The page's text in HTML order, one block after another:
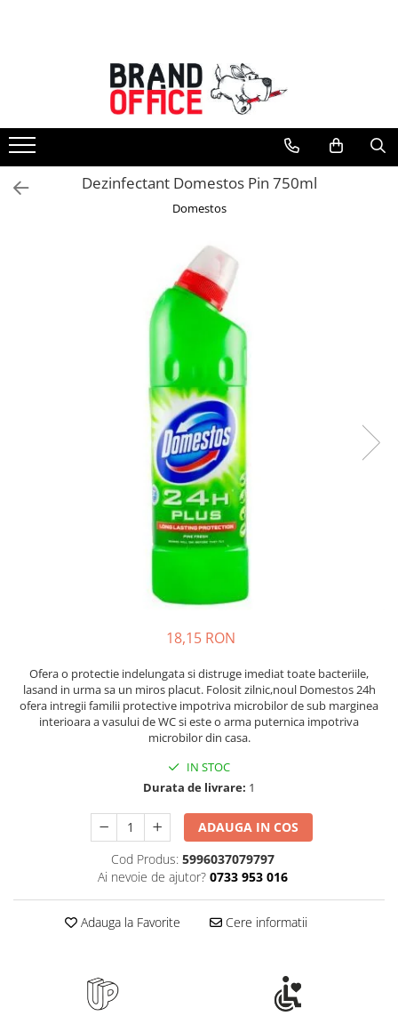
Unitate Protejata - PRODUCTIE
Hartie copiator si produse
tipografice
Produse consumabile din hartie
Detergenti si dezinfectanti
Saci menajeri (Unitate Protejata)
Agende, calendare si organizatoare
Organizatoare business
Hartie si articole din hartie
Bibliorafturi, caiete mecanice,
Capsatoare, capse si perforatoare
Dosare, folii protectie si mape
Accesorii diverse pentru birou
Pixuri metalice
Pixuri cu gel
Stilouri
Seturi de scris Premium
Creioane mecanice si grafit
Markere diverse
Carioci si creioane colorate
Rezerve instrumente scris
Foarfece pentru birou
Dezinfectant Domestos Pin 750ml
Domestos
18,15 RON
Ofera o protectie indelungata si distruge imediat toate bacteriile,
lasand in urma sa un miros placut. Folosit zilnic,noul Domestos 24h
ofera intregii familii protective impotriva microbilor de sub marginea
interioara a vasului de WC si este o arma puternica impotriva
microbilor din casa.
IN STOC
Durata de livrare: 1
ADAUGA IN COS
Cod Produs: 5996037079797
Ai nevoie de ajutor? 0733 953 016
Adauga la Favorite Cere informatii